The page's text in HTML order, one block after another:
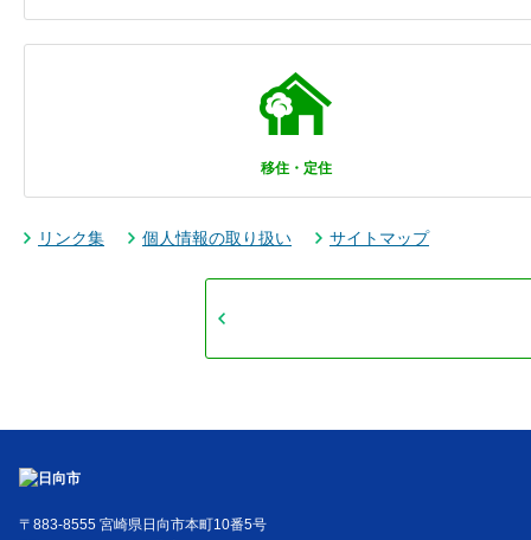
移住・定住
リンク集 個人情報の取り扱い サイトマップ
〒883-8555 宮崎県日向市本町10番5号